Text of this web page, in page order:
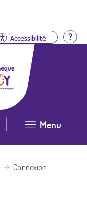
Accessibilité
Menu
Connexion